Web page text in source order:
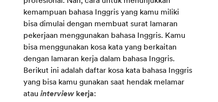
kemampuan bahasa Inggris yang kamu miliki
bisa dimulai dengan membuat surat lamaran
pekerjaan menggunakan bahasa Inggris. Kamu
bisa menggunakan kosa kata yang berkaitan
dengan lamaran kerja dalam bahasa Inggris.
Berikut ini adalah daftar kosa kata bahasa Inggris
yang bisa kamu gunakan saat hendak melamar
atau interviewkerja: